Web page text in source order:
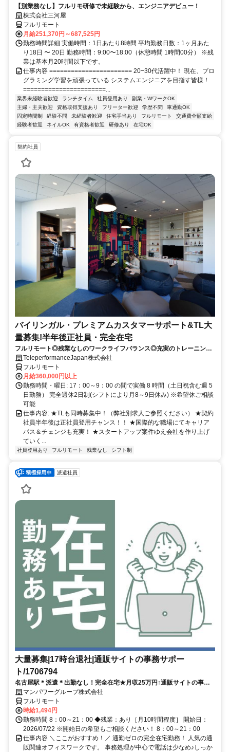
【別業務なし】フルリモ研修で未経験から、エンジニアデビュー！
株式会社三河屋
フルリモート
月給251,370円～687,525円
勤務時間詳細 実働時間：1日あたり8時間 平均勤務日数：1ヶ月あた
り18日 〜 20日 勤務時間：9:00〜18:00（休憩時間 1時間00分） ※残
業は基本月20時間以下です。
仕事内容 ======================= 20−30代活躍中！ 現在、プロ
グラミング学習を頑張っている システムエンジニアを目指す皆様！
=======================...
業界未経験者歓迎 ランチタイム 社員登用あり
副業・WワークOK
主婦・主夫歓迎
資格取得支援あり フリーター歓迎 学歴不問
車通勤OK
固定時間制
経験不問 未経験者歓迎 住宅手当あり フルリモート
交通費全額支給
経験者歓迎
ネイルOK 有資格者歓迎 研修あり 在宅OK
契約社員
バイリンガル・プレミアムカスタマーサポート&TL大
量募集!半年後正社員・完全在宅
フルリモート◎残業なしのワークライフバランス◎充実のトレーニング
◎語学を活かして将来キャリア有望
TeleperformanceJapan株式会社
フルリモート
月給360,000円以上
勤務時間・曜日: 17：00～9：00 の間で実働 8 時間（土日祝含む週 5
日勤務） 完全週休2日制(シフトにより月8～9日休み) ※希望休ご相談
可能
仕事内容: ★TLも同時募集中！（弊社別求人ご参照ください） ★契約
社員半年後は正社員登用チャンス！！ ★国際的な職場にてキャリア
パス＆チェンジも充実！ ★スタートアップ案件ゆえ会社を作り上げ
ていく...
社員登用あり フルリモート 残業なし シフト制
派遣社員
大量募集|17時台退社|通販サイトの事務サポー
ト/1706794
名古屋駅＊派遣＊出勤なし！完全在宅★月収25万円↑通販サイトの事務
サポート／在宅勤務あり／17時台退社／大量募集／開始日：即日
マンパワーグループ株式会社
フルリモート
時給1,494円
勤務時間 8：00～21：00 ◆残業：あり［月10時間程度］ 開始日：
2026/07/22 ※開始日の希望もご相談ください！ 8：00～21：00
仕事内容 ＼ここがおすすめ！／ 通勤ゼロの完全在宅勤務！ 人気の通
販関連オフィスワークです。 事務処理が中心で電話は少なめ♪しっか